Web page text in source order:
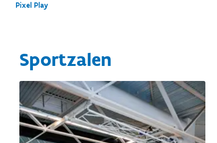
Pixel Play
Sportzalen